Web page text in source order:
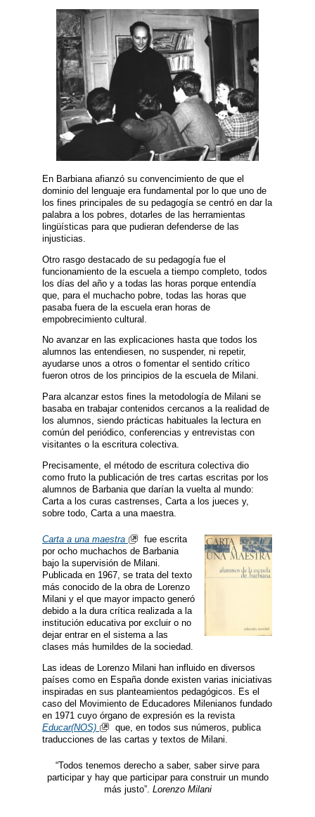
En Barbiana afianzó su convencimiento de que el
dominio del lenguaje era fundamental por lo que uno de
los fines principales de su pedagogía se centró en dar la
palabra a los pobres, dotarles de las herramientas
lingüísticas para que pudieran defenderse de las
injusticias.
Otro rasgo destacado de su pedagogía fue el
funcionamiento de la escuela a tiempo completo, todos
los días del año y a todas las horas porque entendía
que, para el muchacho pobre, todas las horas que
pasaba fuera de la escuela eran horas de
empobrecimiento cultural.
No avanzar en las explicaciones hasta que todos los
alumnos las entendiesen, no suspender, ni repetir,
ayudarse unos a otros o fomentar el sentido crítico
fueron otros de los principios de la escuela de Milani.
Para alcanzar estos fines la metodología de Milani se
basaba en trabajar contenidos cercanos a la realidad de
los alumnos, siendo prácticas habituales la lectura en
común del periódico, conferencias y entrevistas con
visitantes o la escritura colectiva.
Precisamente, el método de escritura colectiva dio
como fruto la publicación de tres cartas escritas por los
alumnos de Barbania que darían la vuelta al mundo:
Carta a los curas castrenses, Carta a los jueces y,
sobre todo, Carta a una maestra.
Carta a una maestra
fue escrita
por ocho muchachos de Barbania
bajo la supervisión de Milani.
Publicada en 1967, se trata del texto
más conocido de la obra de Lorenzo
Milani y el que mayor impacto generó
debido a la dura crítica realizada a la
institución educativa por excluir o no
dejar entrar en el sistema a las
clases más humildes de la sociedad.
Las ideas de Lorenzo Milani han influido en diversos
países como en España donde existen varias iniciativas
inspiradas en sus planteamientos pedagógicos. Es el
caso del Movimiento de Educadores Milenianos fundado
en 1971 cuyo órgano de expresión es la revista
Educar(NOS)
que, en todos sus números, publica
traducciones de las cartas y textos de Milani.
“Todos tenemos derecho a saber, saber sirve para
participar y hay que participar para construir un mundo
más justo”. Lorenzo Milani